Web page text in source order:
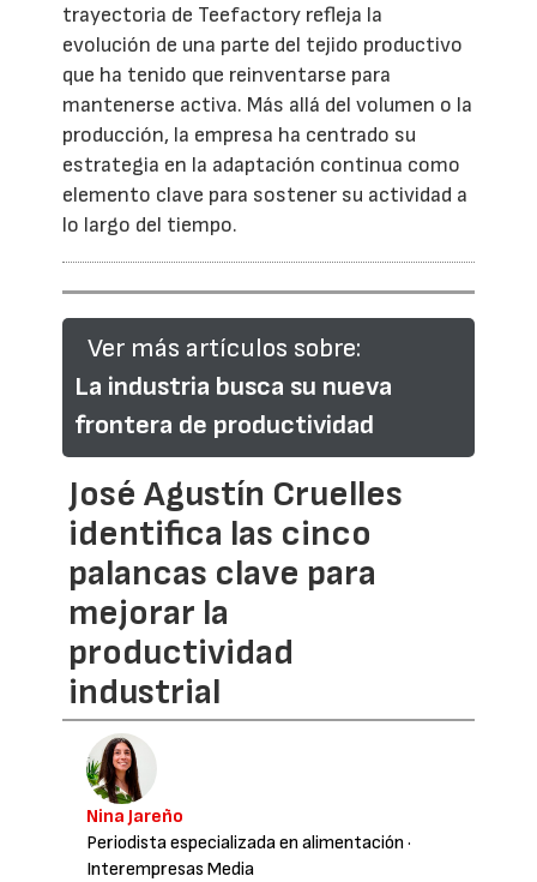
trayectoria de Teefactory refleja la
evolución de una parte del tejido productivo
que ha tenido que reinventarse para
mantenerse activa. Más allá del volumen o la
producción, la empresa ha centrado su
estrategia en la adaptación continua como
elemento clave para sostener su actividad a
lo largo del tiempo.
Ver más artículos sobre:
La industria busca su nueva
frontera de productividad
José Agustín Cruelles
identifica las cinco
palancas clave para
mejorar la
productividad
industrial
Nina Jareño
Periodista especializada en alimentación ·
Interempresas Media